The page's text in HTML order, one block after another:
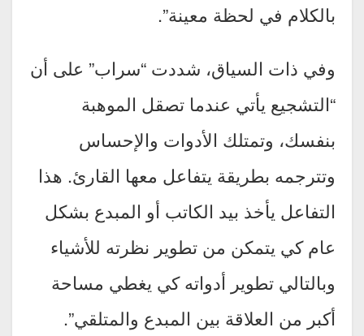
بالكلام في لحظة معينة”.
وفي ذات السياق، شددت “سراب” على أن
“التشجيع يأتي عندما تصقل الموهبة
بنفسك، وتمتلك الأدوات والإحساس
وتترجمه بطريقة يتفاعل معها القارئ. هذا
التفاعل يأخذ بيد الكاتب أو المبدع بشكل
عام كي يتمكن من تطوير نظرته للأشياء
وبالتالي تطوير أدواته كي يغطي مساحة
أكبر من العلاقة بين المبدع والمتلقي”.